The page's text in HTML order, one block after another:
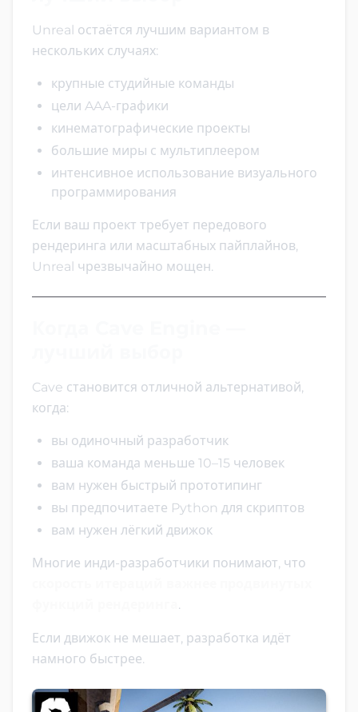
Unreal остаётся лучшим вариантом в
нескольких случаях:
крупные студийные команды
цели AAA-графики
кинематографические проекты
большие миры с мультиплеером
интенсивное использование визуального
программирования
Если ваш проект требует передового
рендеринга или масштабных пайплайнов,
Unreal чрезвычайно мощен.
Cave становится отличной альтернативой,
когда:
вы одиночный разработчик
ваша команда меньше 10–15 человек
вам нужен быстрый прототипинг
вы предпочитаете Python для скриптов
вам нужен лёгкий движок
Многие инди-разработчики понимают, что
.
Если движок не мешает, разработка идёт
намного быстрее.